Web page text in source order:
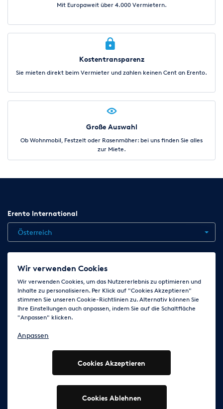
Mit Europaweit über 4.000 Vermietern.
Kostentransparenz
Sie mieten direkt beim Vermieter und zahlen keinen Cent an Erento.
Große Auswahl
Ob Wohnmobil, Festzelt oder Rasenmäher: bei uns finden Sie alles
zur Miete.
Erento International
Österreich
Jobs Kontakt News
AGB
Impressum Cookie-Einstellungen ändern
Folge uns auf
© 2003 - 2026 Erento Campanda GmbH - Alle Rechte
vorbehalten
Ausgewiesene Marken gehören den jeweiligen Eigentümern.
Wir verwenden Cookies
Wir verwenden Cookies, um das Nutzererlebnis zu optimieren und
Inhalte zu personalisieren. Per Klick auf "Cookies Akzeptieren"
stimmen Sie unseren Cookie-Richtlinien zu. Alternativ können Sie
Ihre Einstellungen auch anpassen, indem Sie auf die Schaltfläche
"Anpassen" klicken.
Anpassen
Cookies Akzeptieren
Cookies Ablehnen